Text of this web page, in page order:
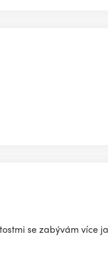
se zabývám více